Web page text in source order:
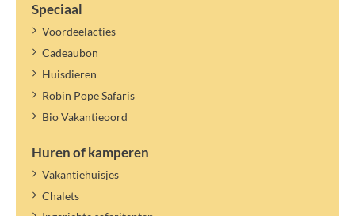
Speciaal
Voordeelacties
Cadeaubon
Huisdieren
Robin Pope Safaris
Bio Vakantieoord
Huren of kamperen
Vakantiehuisjes
Chalets